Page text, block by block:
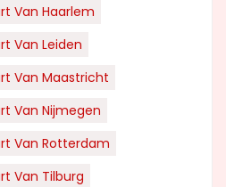
Van Haarlem
Van Leiden
Van Maastricht
Van Nijmegen
Van Rotterdam
Van Tilburg